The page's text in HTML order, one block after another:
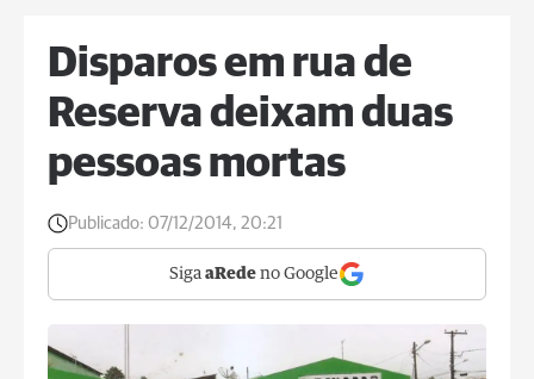
Disparos em rua de
Reserva deixam duas
pessoas mortas
Publicado: 07/12/2014, 20:21
Siga aRede no Google